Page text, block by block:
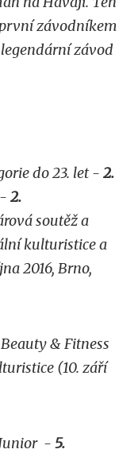
závodníkem
závod
do 23. let - 2.
2.
soutěž a
kulturistice a
2016, Brno,
Beauty & Fitness
(10. září
- 5.